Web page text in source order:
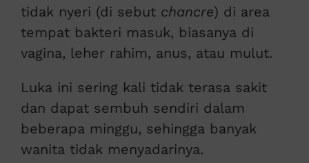
tidak nyeri (di sebut chancre) di area
tempat bakteri masuk, biasanya di
vagina, leher rahim, anus, atau mulut.
Luka ini sering kali tidak terasa sakit
dan dapat sembuh sendiri dalam
beberapa minggu, sehingga banyak
wanita tidak menyadarinya.